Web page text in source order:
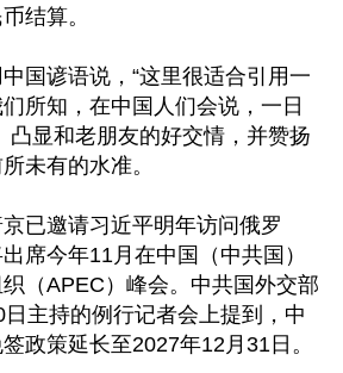
结算。
国谚语说，“这里很适合引用一
所知，在中国人们会说，一日
凸显和老朋友的好交情，并赞扬
未有的水准。
已邀请习近平明年访问俄罗
席今年11月在中国（中共国）
（APEC）峰会。中共国外交部
主持的例行记者会上提到，中
政策延长至2027年12月31日。